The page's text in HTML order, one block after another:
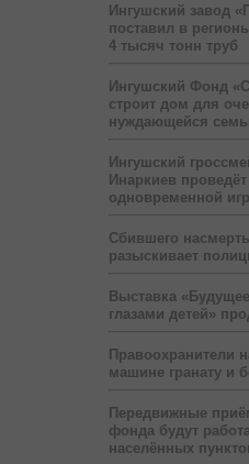
Ингушский завод
поставил в
4 тысяч тонн труб
Ингушский Фонд
строит дом для
нуждающейся
Ингушский
Инаркиев
одновременной
Сбившего
разыскивает
Выставка
глазами детей»
Правоохранители
машине гранату и
Передвижные
фонда будут
населённых